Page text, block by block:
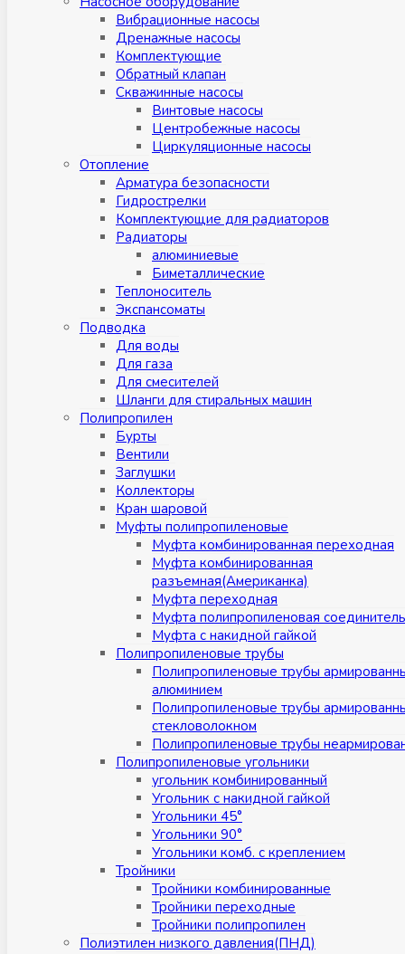
Вибрационные насосы
Дренажные насосы
Комплектующие
Обратный клапан
Скважинные насосы
Винтовые насосы
Центробежные насосы
Циркуляционные насосы
Отопление
Арматура безопасности
Гидрострелки
Комплектующие для радиаторов
Радиаторы
алюминиевые
Биметаллические
Теплоноситель
Экспансоматы
Подводка
Для воды
Для газа
Для смесителей
Шланги для стиральных машин
Полипропилен
Бурты
Вентили
Заглушки
Коллекторы
Кран шаровой
Муфты полипропиленовые
Муфта комбинированная переходная
Муфта комбинированная
разъемная(Американка)
Муфта переходная
Муфта полипропиленовая
Муфта с накидной гайкой
Полипропиленовые трубы
Полипропиленовые трубы
алюминием
Полипропиленовые трубы
стекловолокном
Полипропиленовые трубы
Полипропиленовые угольники
угольник комбинированный
Угольник с накидной гайкой
Угольники 45°
Угольники 90°
Угольники комб. с креплением
Тройники
Тройники комбинированные
Тройники переходные
Тройники полипропилен
Полиэтилен низкого давления(ПНД)